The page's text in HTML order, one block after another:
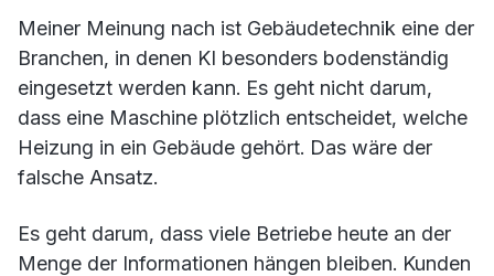
Meiner Meinung nach ist Gebäudetechnik eine der
Branchen, in denen KI besonders bodenständig
eingesetzt werden kann. Es geht nicht darum,
dass eine Maschine plötzlich entscheidet, welche
Heizung in ein Gebäude gehört. Das wäre der
falsche Ansatz.
Es geht darum, dass viele Betriebe heute an der
Menge der Informationen hängen bleiben. Kunden